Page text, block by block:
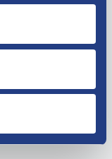
to!
od
náhradu.